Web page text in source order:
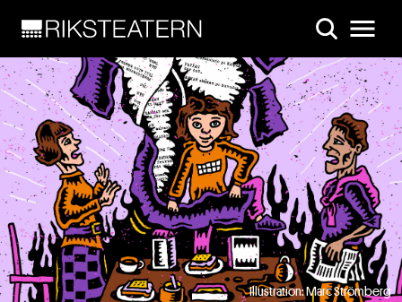
Illustration: Marc Strömberg